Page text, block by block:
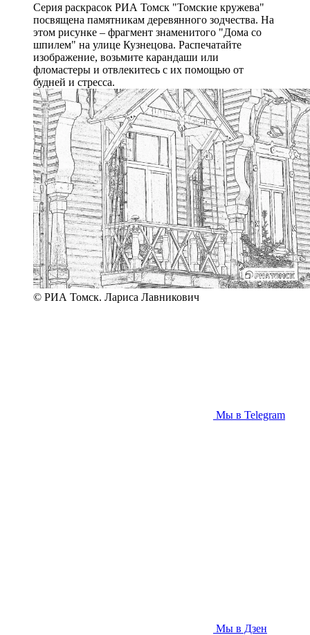
Серия раскрасок РИА Томск "Томские кружева"
посвящена памятникам деревянного зодчества. На
этом рисунке – фрагмент знаменитого "Дома со
шпилем" на улице Кузнецова. Распечатайте
изображение, возьмите карандаши или
фломастеры и отвлекитесь с их помощью от
будней и стресса.
© РИА Томск. Лариса Лавникович
Мы в Telegram
Мы в Дзен